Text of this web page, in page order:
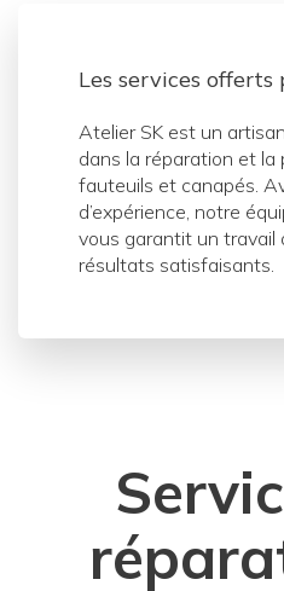
Les services
Atelier SK est un
dans la réparation et la
fauteuils et canapés.
d’expérience, notre
vous garantit un travail
résultats satisfaisants.